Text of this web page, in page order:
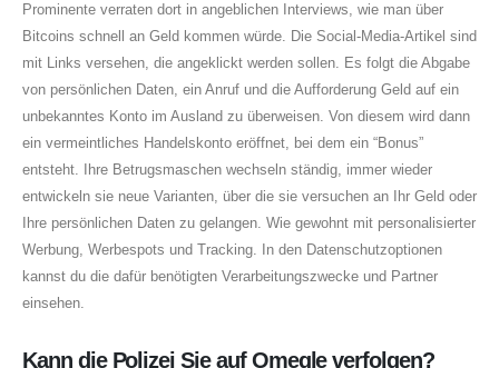
Prominente verraten dort in angeblichen Interviews, wie man über
Bitcoins schnell an Geld kommen würde. Die Social-Media-Artikel sind
mit Links versehen, die angeklickt werden sollen. Es folgt die Abgabe
von persönlichen Daten, ein Anruf und die Aufforderung Geld auf ein
unbekanntes Konto im Ausland zu überweisen. Von diesem wird dann
ein vermeintliches Handelskonto eröffnet, bei dem ein “Bonus”
entsteht. Ihre Betrugsmaschen wechseln ständig, immer wieder
entwickeln sie neue Varianten, über die sie versuchen an Ihr Geld oder
Ihre persönlichen Daten zu gelangen. Wie gewohnt mit personalisierter
Werbung, Werbespots und Tracking. In den Datenschutzoptionen
kannst du die dafür benötigten Verarbeitungszwecke und Partner
einsehen.
Kann die Polizei Sie auf Omegle verfolgen?